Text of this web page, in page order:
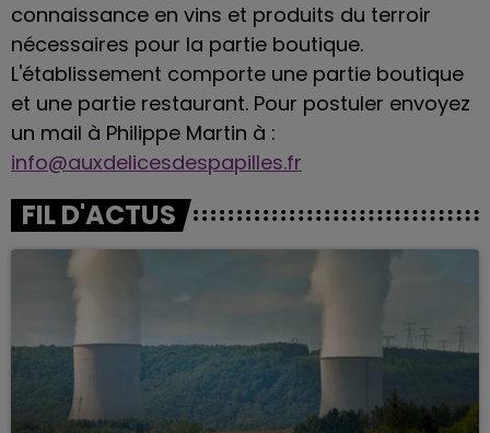
connaissance en vins et produits du terroir
nécessaires pour la partie boutique.
L'établissement comporte une partie boutique
et une partie restaurant. Pour postuler envoyez
un mail à Philippe Martin à :
info@auxdelicesdespapilles.fr
FIL D'ACTUS